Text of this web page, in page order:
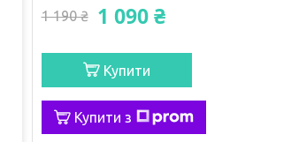
1 190 ₴ 1 090 ₴
Купити
Купити з